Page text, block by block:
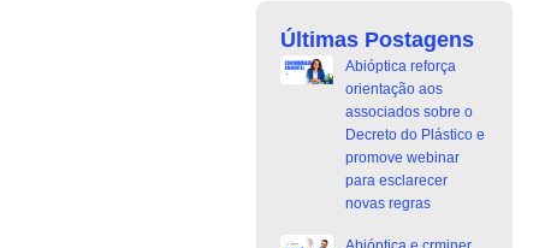
Últimas Postagens
Abióptica reforça
orientação aos
associados sobre o
Decreto do Plástico e
promove webinar
para esclarecer
novas regras